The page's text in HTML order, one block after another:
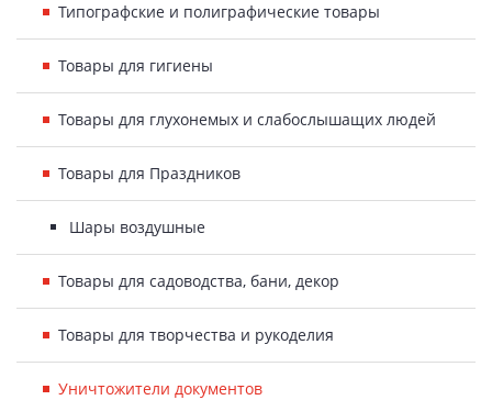
Типографские и полиграфические товары
Товары для гигиены
Товары для глухонемых и слабослышащих людей
Товары для Праздников
Шары воздушные
Товары для садоводства, бани, декор
Товары для творчества и рукоделия
Уничтожители документов